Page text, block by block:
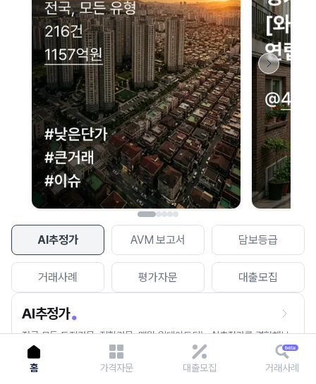
AI추정가 AVM 보고서 담보등급
거래사례 평가자문 대출모집
AI추정가
전국 모든 토지건물, 집합건물, 매월 업데이트되는 AI추정가를 경험해보
세요.
네이버 지도 연결 안내
현재 네이버 지도 연결이 원활하지 않아 지도를 불러올 수 없습니다.
이용에 불편을 드려 죄송합니다.
다시 시도
홈 가격자문 대출모집 거래사례